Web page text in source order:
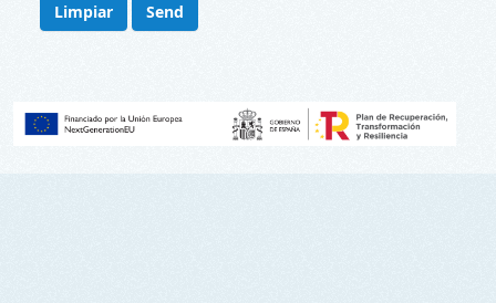
Limpiar Send